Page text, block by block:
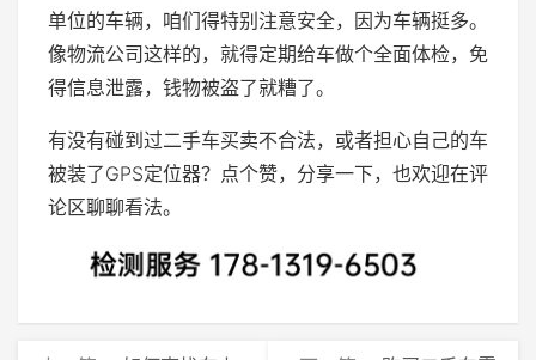
单位的车辆，咱们得特别注意安全，因为车辆挺多。
像物流公司这样的，就得定期给车做个全面体检，免
得信息泄露，钱物被盗了就糟了。
有没有碰到过二手车买卖不合法，或者担心自己的车
被装了GPS定位器？点个赞，分享一下，也欢迎在评
论区聊聊看法。